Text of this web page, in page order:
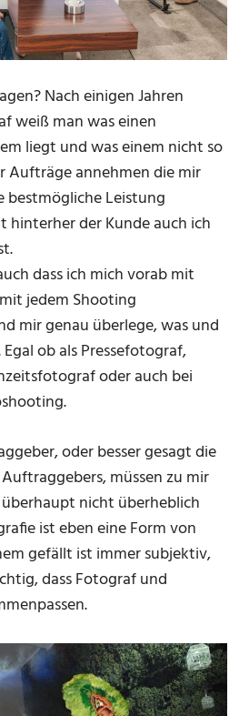
Nach einigen Jahren
weiß man was einen
liegt und was einem nicht so
Aufträge annehmen die mir
bestmögliche Leistung
hinterher der Kunde auch ich
dass ich mich vorab mit
jedem Shooting
mir genau überlege, was und
ob als Pressefotograf,
oder auch bei
oder besser gesagt die
müssen zu mir
nicht überheblich
ist eben eine Form von
gefällt ist immer subjektiv,
dass Fotograf und